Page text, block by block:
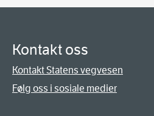
Kontakt oss
Kontakt Statens vegvesen
Følg oss i sosiale medier